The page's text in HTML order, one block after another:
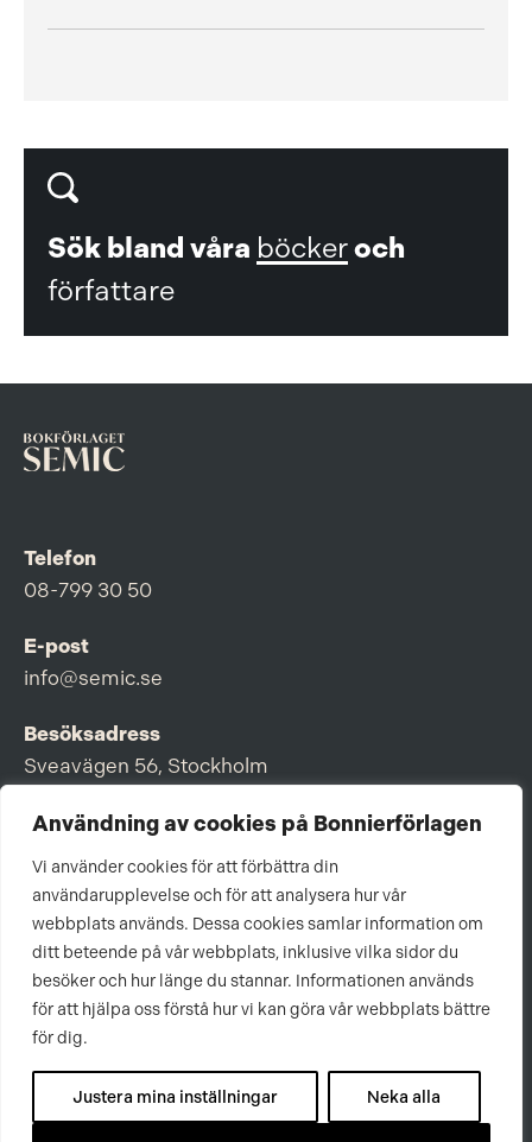
Användning av cookies på Bonnierförlagen
Vi använder cookies för att förbättra din
användarupplevelse och för att analysera hur vår
webbplats används. Dessa cookies samlar information om
ditt beteende på vår webbplats, inklusive vilka sidor du
besöker och hur länge du stannar. Informationen används
för att hjälpa oss förstå hur vi kan göra vår webbplats bättre
för dig.
Justera mina inställningar Neka alla
Sök bland våra böckeroch
författare
Telefon
08-799 30 50
E-post
info@semic.se
Besöksadress
Sveavägen 56, Stockholm
Postadress
Om Bonnierförlagen
Cookies
Integritetspolicy